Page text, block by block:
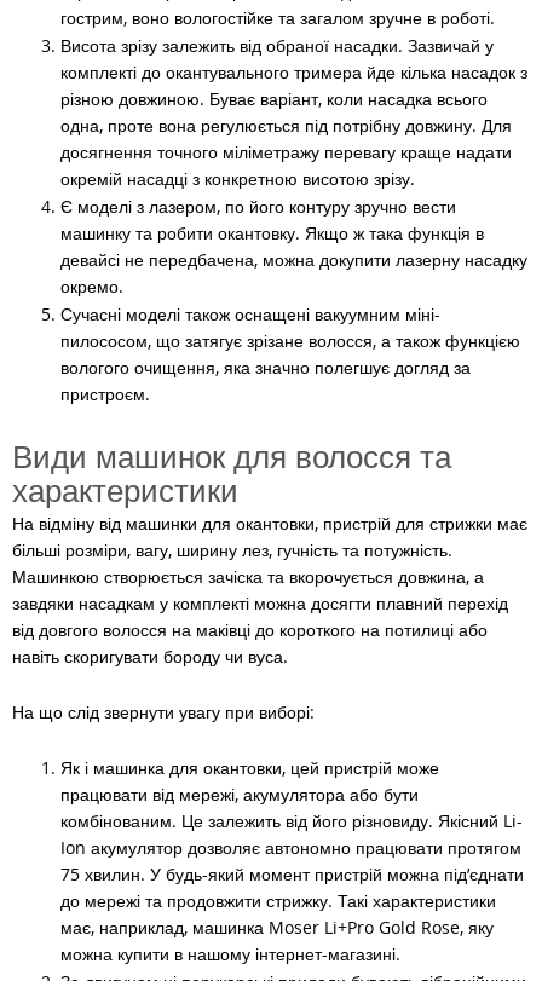
гострим, воно вологостійке та загалом зручне в роботі.
Висота зрізу залежить від обраної насадки. Зазвичай у
комплекті до окантувального тримера йде кілька насадок з
різною довжиною. Буває варіант, коли насадка всього
одна, проте вона регулюється під потрібну довжину. Для
досягнення точного міліметражу перевагу краще надати
окремій насадці з конкретною висотою зрізу.
Є моделі з лазером, по його контуру зручно вести
машинку та робити окантовку. Якщо ж така функція в
девайсі не передбачена, можна докупити лазерну насадку
окремо.
Сучасні моделі також оснащені вакуумним міні-
пилососом, що затягує зрізане волосся, а також функцією
вологого очищення, яка значно полегшує догляд за
пристроєм.
Види машинок для волосся та
характеристики
На відміну від машинки для окантовки, пристрій для стрижки має
більші розміри, вагу, ширину лез, гучність та потужність.
Машинкою створюється зачіска та вкорочується довжина, а
завдяки насадкам у комплекті можна досягти плавний перехід
від довгого волосся на маківці до короткого на потилиці або
навіть скоригувати бороду чи вуса.
На що слід звернути увагу при виборі:
Як і машинка для окантовки, цей пристрій може
працювати від мережі, акумулятора або бути
комбінованим. Це залежить від його різновиду. Якісний Li-
Ion акумулятор дозволяє автономно працювати протягом
75 хвилин. У будь-який момент пристрій можна під’єднати
до мережі та продовжити стрижку. Такі характеристики
має, наприклад, машинка Moser Li+Pro Gold Rose, яку
можна купити в нашому інтернет-магазині.